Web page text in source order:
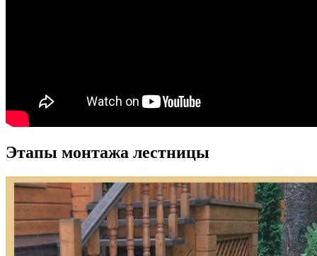
Этапы монтажа лестницы